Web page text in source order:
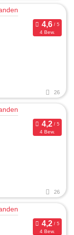
4 Bew.
26
4 Bew.
26
4 Bew.